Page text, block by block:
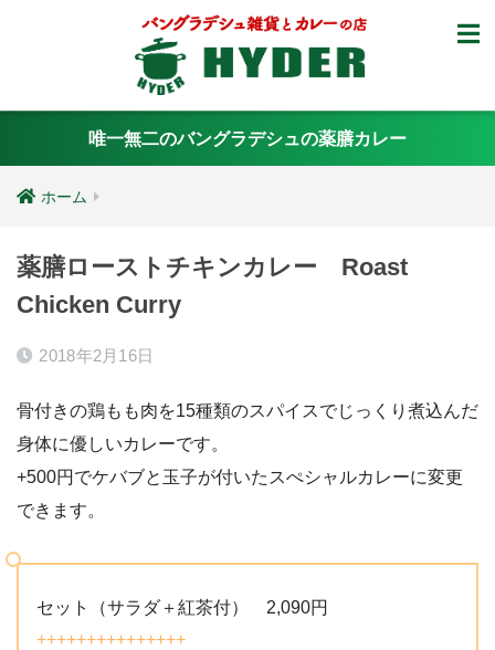
唯一無二のバングラデシュの薬膳カレー
ホーム
薬膳ローストチキンカレー Roast
Chicken Curry
2018年2月16日
骨付きの鶏もも肉を15種類のスパイスでじっくり煮込んだ
身体に優しいカレーです。
+500円でケバブと玉子が付いたスぺシャルカレーに変更
できます。
セット（サラダ＋紅茶付） 2,090円
+++++++++++++++